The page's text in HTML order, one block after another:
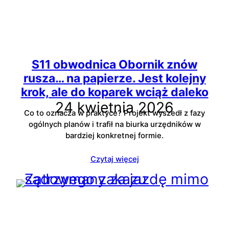
S11 obwodnica Obornik znów
rusza… na papierze. Jest kolejny
krok, ale do koparek wciąż daleko
24 kwietnia 2026
Co to oznacza w praktyce? Projekt wyszedł z fazy
ogólnych planów i trafił na biurka urzędników w
bardziej konkretnej formie.
Czytaj więcej